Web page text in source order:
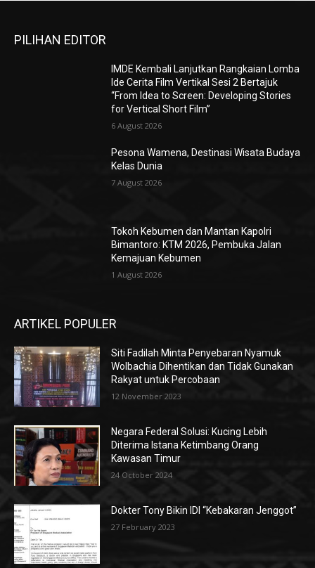
PILIHAN EDITOR
IMDE Kembali Lanjutkan Rangkaian Lomba
Ide Cerita Film Vertikal Sesi 2 Bertajuk
“From Idea to Screen: Developing Stories
for Vertical Short Film”
6 August 2026
Pesona Wamena, Destinasi Wisata Budaya
Kelas Dunia
7 August 2026
Tokoh Kebumen dan Mantan Kapolri
Bimantoro: KTM 2026, Pembuka Jalan
Kemajuan Kebumen
1 August 2026
ARTIKEL POPULER
Siti Fadilah Minta Penyebaran Nyamuk
Wolbachia Dihentikan dan Tidak Gunakan
Rakyat untuk Percobaan
12 November 2023
Negara Federal Solusi: Kucing Lebih
Diterima Istana Ketimbang Orang
Kawasan Timur
24 October 2024
Dokter Tony Bikin IDI “Kebakaran Jenggot”
27 February 2023